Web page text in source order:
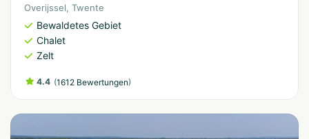
Overijssel, Twente
Bewaldetes Gebiet
Chalet
Zelt
4.4 (1612 Bewertungen)